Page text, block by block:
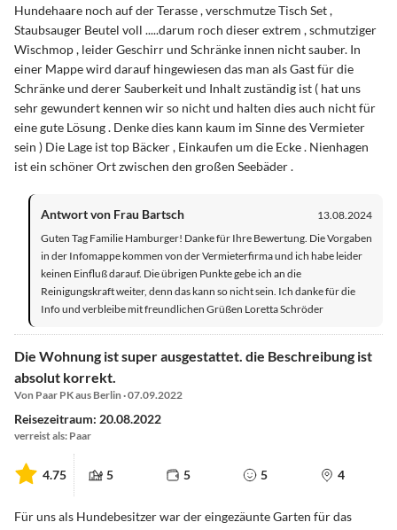
Hundehaare noch auf der Terasse , verschmutze Tisch Set ,
Staubsauger Beutel voll .....darum roch dieser extrem , schmutziger
Wischmop , leider Geschirr und Schränke innen nicht sauber. In
einer Mappe wird darauf hingewiesen das man als Gast für die
Schränke und derer Sauberkeit und Inhalt zuständig ist ( hat uns
sehr gewundert kennen wir so nicht und halten dies auch nicht für
eine gute Lösung . Denke dies kann kaum im Sinne des Vermieter
sein ) Die Lage ist top Bäcker , Einkaufen um die Ecke . Nienhagen
ist ein schöner Ort zwischen den großen Seebäder .
Antwort von Frau Bartsch
13.08.2024
Guten Tag Familie Hamburger! Danke für Ihre Bewertung. Die Vorgaben
in der Infomappe kommen von der Vermieterfirma und ich habe leider
keinen Einfluß darauf. Die übrigen Punkte gebe ich an die
Reinigungskraft weiter, denn das kann so nicht sein. Ich danke für die
Info und verbleibe mit freundlichen Grüßen Loretta Schröder
Die Wohnung ist super ausgestattet. die Beschreibung ist
absolut korrekt.
Von Paar PK aus Berlin · 07.09.2022
Reisezeitraum: 20.08.2022
verreist als: Paar
4.75 5 5 5 4
Für uns als Hundebesitzer war der eingezäunte Garten für das